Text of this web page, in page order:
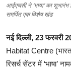
बिज़नेस
English
आईएचसी ने ‘भाषा’ का शुभारंभ
समर्पित एक विशेष खंड
नई दिल्ली, 23फरवरी
Habitat Centre (भारत
रिसर्च सेंटर में ‘भाषा’